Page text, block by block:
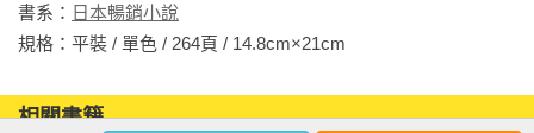
書系： 日本暢銷小說
規格：平裝 / 單色 / 264頁 / 14.8cm×21cm
相關書籍